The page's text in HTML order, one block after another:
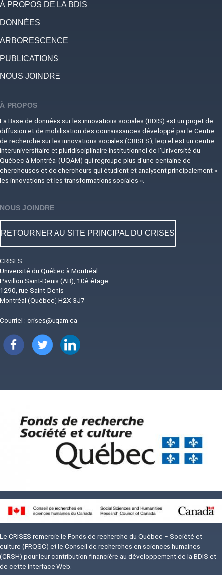
À PROPOS DE LA BDIS
DONNÉES
ARBORESCENCE
PUBLICATIONS
NOUS JOINDRE
À PROPOS
La Base de données sur les innovations sociales (BDIS) est un projet de
diffusion et de mobilisation des connaissances développé par le Centre
de recherche sur les innovations sociales (CRISES), lequel est un centre
interuniversitaire et pluridisciplinaire institutionnel de l'Université du
Québec à Montréal (UQAM) qui regroupe plus d'une centaine de
chercheuses et de chercheurs qui étudient et analysent principalement «
les innovations et les transformations sociales ».
NOUS JOINDRE
RETOURNER AU SITE PRINCIPAL DU CRISES
CRISES
Université du Québec à Montréal
Pavillon Saint-Denis (AB), 10è étage
1290, rue Saint-Denis
Montréal (Québec) H2X 3J7
Courriel : crises@uqam.ca
Image Image Image
Image
Le CRISES remercie le Fonds de recherche du Québec – Société et
culture (FRQSC) et le Conseil de recherches en sciences humaines
(CRSH) pour leur contribution financière au développement de la BDIS et
de cette interface Web.